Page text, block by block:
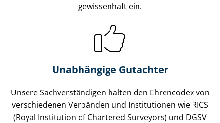
gewissenhaft ein.
Unabhängige Gutachter
Unsere Sach­ver­stän­di­gen halten den Ehrencodex von
verschiedenen Verbänden und Institutionen wie RICS
(Royal Institution of Chartered Surveyors) und DGSV